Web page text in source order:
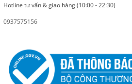
Hotline tư vấn & giao hàng (10:00 - 22:30)
0937575156